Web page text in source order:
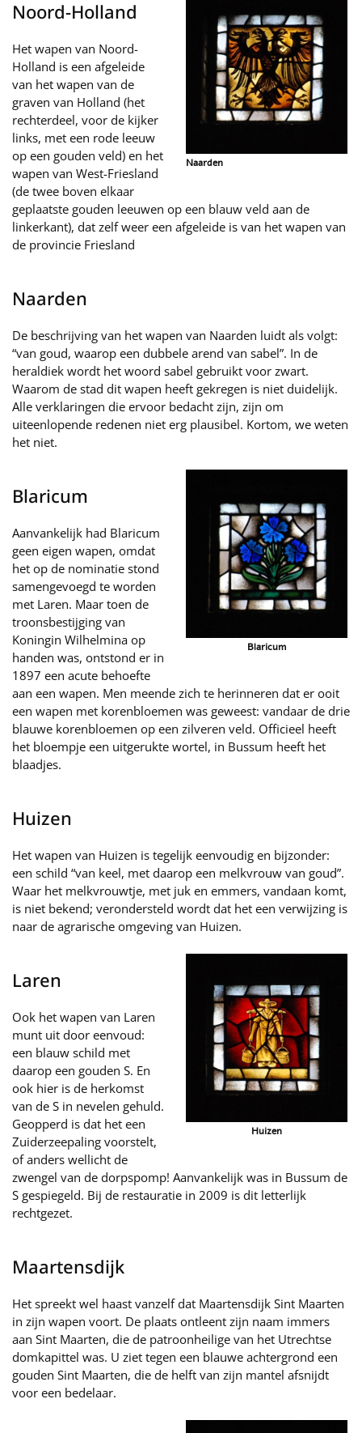
Naarden
Noord-Holland
Het wapen van Noord-
Holland is een afgeleide
van het wapen van de
graven van Holland (het
rechterdeel, voor de kijker
links, met een rode leeuw
op een gouden veld) en het
wapen van West-Friesland
(de twee boven elkaar
geplaatste gouden leeuwen op een blauw veld aan de
linkerkant), dat zelf weer een afgeleide is van het wapen van
de provincie Friesland
Naarden
De beschrijving van het wapen van Naarden luidt als volgt:
“van goud, waarop een dubbele arend van sabel”. In de
heraldiek wordt het woord sabel gebruikt voor zwart.
Waarom de stad dit wapen heeft gekregen is niet duidelijk.
Alle verklaringen die ervoor bedacht zijn, zijn om
uiteenlopende redenen niet erg plausibel. Kortom, we weten
het niet.
Blaricum
Blaricum
Aanvankelijk had Blaricum
geen eigen wapen, omdat
het op de nominatie stond
samengevoegd te worden
met Laren. Maar toen de
troonsbestijging van
Koningin Wilhelmina op
handen was, ontstond er in
1897 een acute behoefte
aan een wapen. Men meende zich te herinneren dat er ooit
een wapen met korenbloemen was geweest: vandaar de drie
blauwe korenbloemen op een zilveren veld. Officieel heeft
het bloempje een uitgerukte wortel, in Bussum heeft het
blaadjes.
Huizen
Het wapen van Huizen is tegelijk eenvoudig en bijzonder:
een schild “van keel, met daarop een melkvrouw van goud”.
Waar het melkvrouwtje, met juk en emmers, vandaan komt,
is niet bekend; verondersteld wordt dat het een verwijzing is
naar de agrarische omgeving van Huizen.
Huizen
Laren
Ook het wapen van Laren
munt uit door eenvoud:
een blauw schild met
daarop een gouden S. En
ook hier is de herkomst
van de S in nevelen gehuld.
Geopperd is dat het een
Zuiderzeepaling voorstelt,
of anders wellicht de
zwengel van de dorpspomp! Aanvankelijk was in Bussum de
S gespiegeld. Bij de restauratie in 2009 is dit letterlijk
rechtgezet.
Maartensdijk
Het spreekt wel haast vanzelf dat Maartensdijk Sint Maarten
in zijn wapen voort. De plaats ontleent zijn naam immers
aan Sint Maarten, die de patroonheilige van het Utrechtse
domkapittel was. U ziet tegen een blauwe achtergrond een
gouden Sint Maarten, die de helft van zijn mantel afsnijdt
voor een bedelaar.